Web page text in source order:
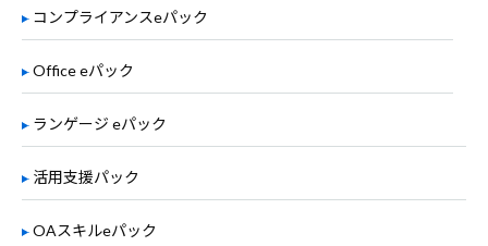
コンプライアンスeパック
Office eパック
ランゲージ eパック
活用支援パック
OAスキルeパック